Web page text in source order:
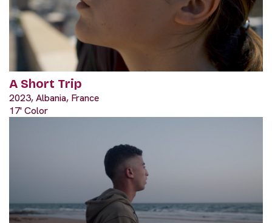
A Short Trip
2023, Albania, France
17' Color